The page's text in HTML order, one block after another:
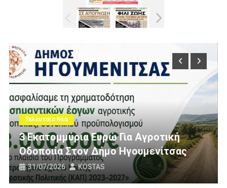
Τελευταία Νέα
Πολίτες Θεσπρωτίας Ενάντια Στις
Ανεμογεννήτριες: Ποιον
Πανό Μας;
25/07/2026 KOSTAS